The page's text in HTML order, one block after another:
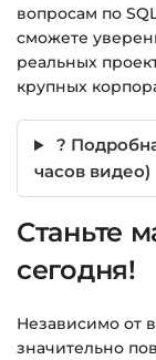
вопросам по
сможете
реальных
крупных
?
часов видео)
Станьте
сегодня!
Независимо от
значительно